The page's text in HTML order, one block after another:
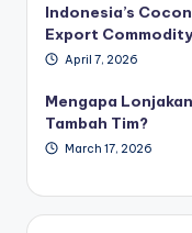
Indonesia’s
Export Commodity
April 7, 2026
Mengapa
Tambah Tim?
March 17, 2026